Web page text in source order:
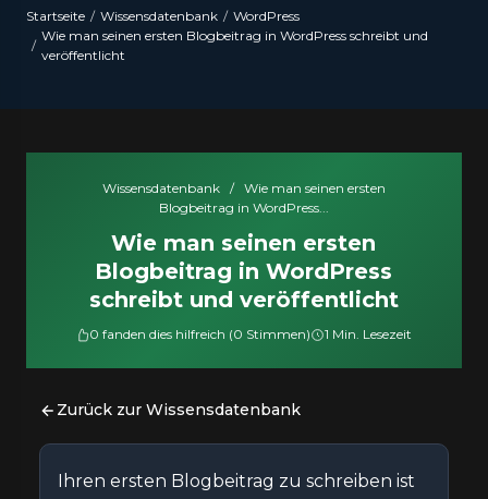
Startseite Wissensdatenbank
WordPress
Wie man seinen ersten Blogbeitrag in WordPress schreibt und
veröffentlicht
Wissensdatenbank /
Wie man seinen ersten
Blogbeitrag in WordPress...
Wie man seinen ersten
Blogbeitrag in WordPress
schreibt und veröffentlicht
0 fanden dies hilfreich (0 Stimmen) 1 Min. Lesezeit
Zurück zur Wissensdatenbank
Ihren ersten Blogbeitrag zu schreiben ist